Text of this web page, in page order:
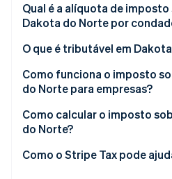
Qual é a alíquota de
Dakota do Norte por
O que é tributável em
Como funciona o imposto
do Norte para empresas?
Múltiplas localidades e
Como calcular o imposto
do Norte?
Como o Stripe Tax pode